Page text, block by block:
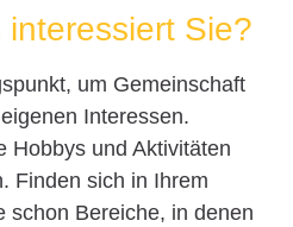
Sie?
um Gemeinschaft
Interessen.
Hobbys und Aktivitäten
Finden sich in Ihrem
schon Bereiche, in denen